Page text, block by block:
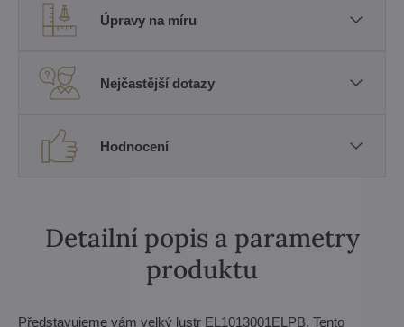
Úpravy na míru
Nejčastější dotazy
Hodnocení
Detailní popis a parametry
produktu
Představujeme vám velký lustr EL1013001ELPB. Tento